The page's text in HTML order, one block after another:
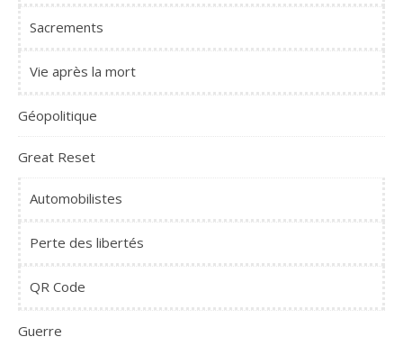
Sacrements
Vie après la mort
Géopolitique
Great Reset
Automobilistes
Perte des libertés
QR Code
Guerre